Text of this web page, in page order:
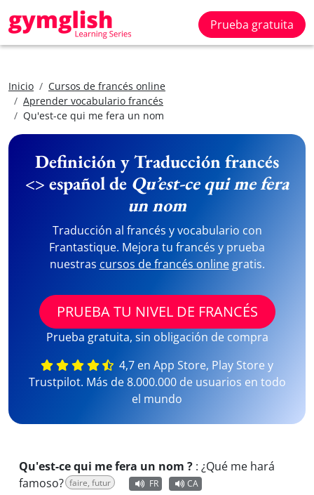
Prueba gratuita
Inicio
Cursos de francés online
Aprender vocabulario francés
Qu'est-ce qui me fera un nom
Definición y Traducción francés
<> español de Qu’est-ce qui me fera
un nom
Traducción al francés y vocabulario con
Frantastique. Mejora tu francés y prueba
nuestras cursos de francés onlinegratis.
PRUEBA TU NIVEL DE FRANCÉS
Prueba gratuita, sin obligación de compra
4,7 en App Store, Play Store y
Trustpilot. Más de 8.000.000 de usuarios en todo
el mundo
Qu'est-ce qui me fera un nom ? : ¿Qué me hará
famoso? faire, futur FR CA